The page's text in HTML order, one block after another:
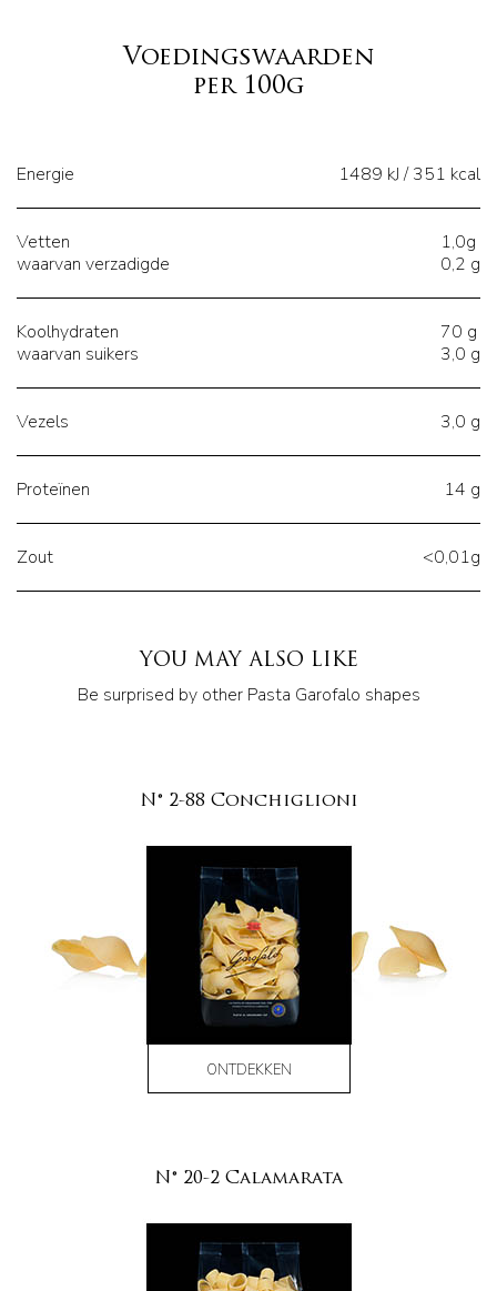
Voedingswaarden
per 100g
Energie 1489 kJ / 351 kcal
Vetten
waarvan verzadigde
1,0g
0,2 g
Koolhydraten
waarvan suikers
70 g
3,0 g
Vezels 3,0 g
Proteïnen 14 g
Zout <0,01g
YOU MAY ALSO LIKE
Be surprised by other Pasta Garofalo shapes
N° 2-88 Conchiglioni
ONTDEKKEN
N° 20-2 Calamarata